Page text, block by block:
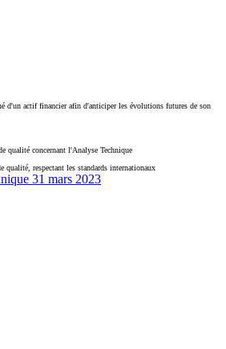
d'un actif financier afin d'anticiper les évolutions futures de son
qualité concernant l'Analyse Technique
qualité, respectant les standards internationaux